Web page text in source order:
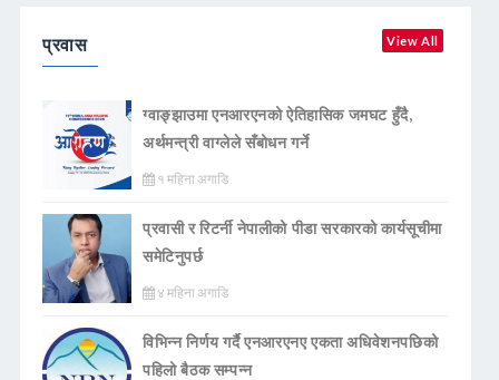
प्रवास View All
ग्वाङ्झाउमा एनआरएनको ऐतिहासिक जमघट हुँदै,
अर्थमन्त्री वाग्लेले सँबोधन गर्ने
१ महिना अगाडि
प्रवासी र रिटर्नी नेपालीको पीडा सरकारको कार्यसूचीमा
समेटिनुपर्छ
४ महिना अगाडि
विभिन्न निर्णय गर्दै एनआरएनए एकता अधिवेशनपछिको
पहिलो बैठक सम्पन्न